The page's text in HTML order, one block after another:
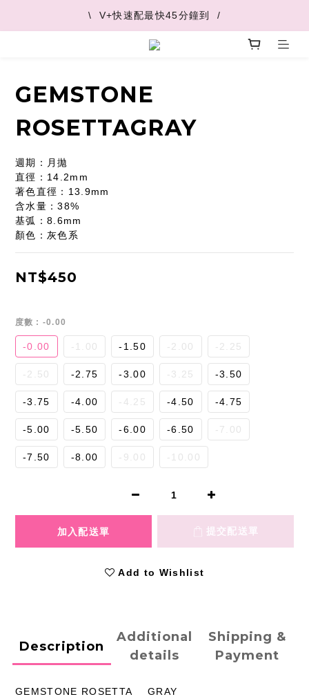
\  V+快速配最快45分鐘到  /
\  V+快速配最快45分鐘到  /
\  推薦好友 領取購物金  /
GEMSTONE
ROSETTAGRAY
週期：月拋
直徑：14.2mm
著色直徑：13.9mm
含水量：38%
基弧：8.6mm
顏色：灰色系
NT$450
度數 : -0.00
-0.00 -1.00 -1.50 -2.00 -2.25
-2.50 -2.75 -3.00 -3.25 -3.50
-3.75 -4.00 -4.25 -4.50 -4.75
-5.00 -5.50 -6.00 -6.50 -7.00
-7.50 -8.00 -9.00 -10.00
Add to Wishlist
Description
Additional
details
Shipping &
Payment
GEMSTONE ROSETTA
GRAY